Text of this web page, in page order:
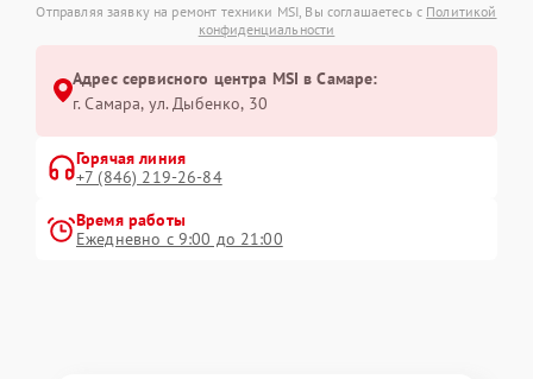
Отправляя заявку на ремонт техники MSI, Вы соглашаетесь с Политикой
конфиденциальности
Адрес сервисного центра MSI в Самаре:
г. Самара, ул. Дыбенко, 30
Горячая линия
+7 (846) 219-26-84
Время работы
Ежедневно с 9:00 до 21:00